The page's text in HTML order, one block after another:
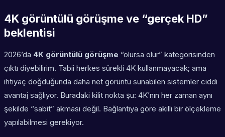
4K görüntülü görüşme ve “gerçek HD”
beklentisi
2026’da 4K görüntülü görüşme “olursa olur” kategorisinden
çıktı diyebilirim. Tabii herkes sürekli 4K kullanmayacak; ama
ihtiyaç doğduğunda daha net görüntü sunabilen sistemler ciddi
avantaj sağlıyor. Buradaki kilit nokta şu: 4K’nın her zaman aynı
şekilde “sabit” akması değil. Bağlantıya göre akıllı bir ölçekleme
yapılabilmesi gerekiyor.